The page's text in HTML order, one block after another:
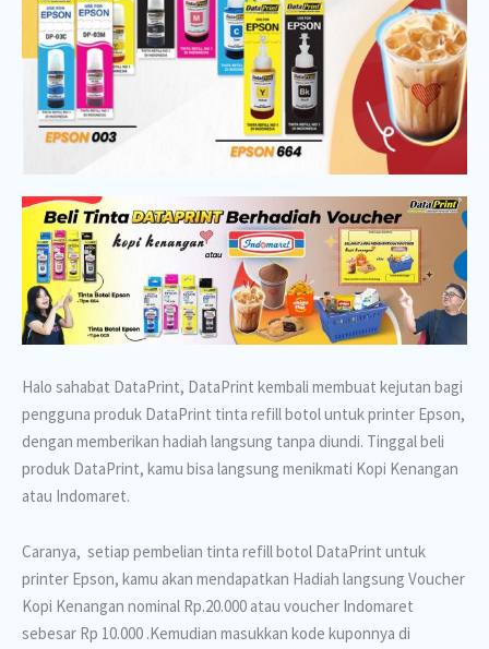
Halo sahabat DataPrint, DataPrint kembali membuat kejutan bagi
pengguna produk DataPrint tinta refill botol untuk printer Epson,
dengan memberikan hadiah langsung tanpa diundi. Tinggal beli
produk DataPrint, kamu bisa langsung menikmati Kopi Kenangan
atau Indomaret.
Caranya, setiap pembelian tinta refill botol DataPrint untuk
printer Epson, kamu akan mendapatkan Hadiah langsung Voucher
Kopi Kenangan nominal Rp.20.000 atau voucher Indomaret
sebesar Rp 10.000 .Kemudian masukkan kode kuponnya di